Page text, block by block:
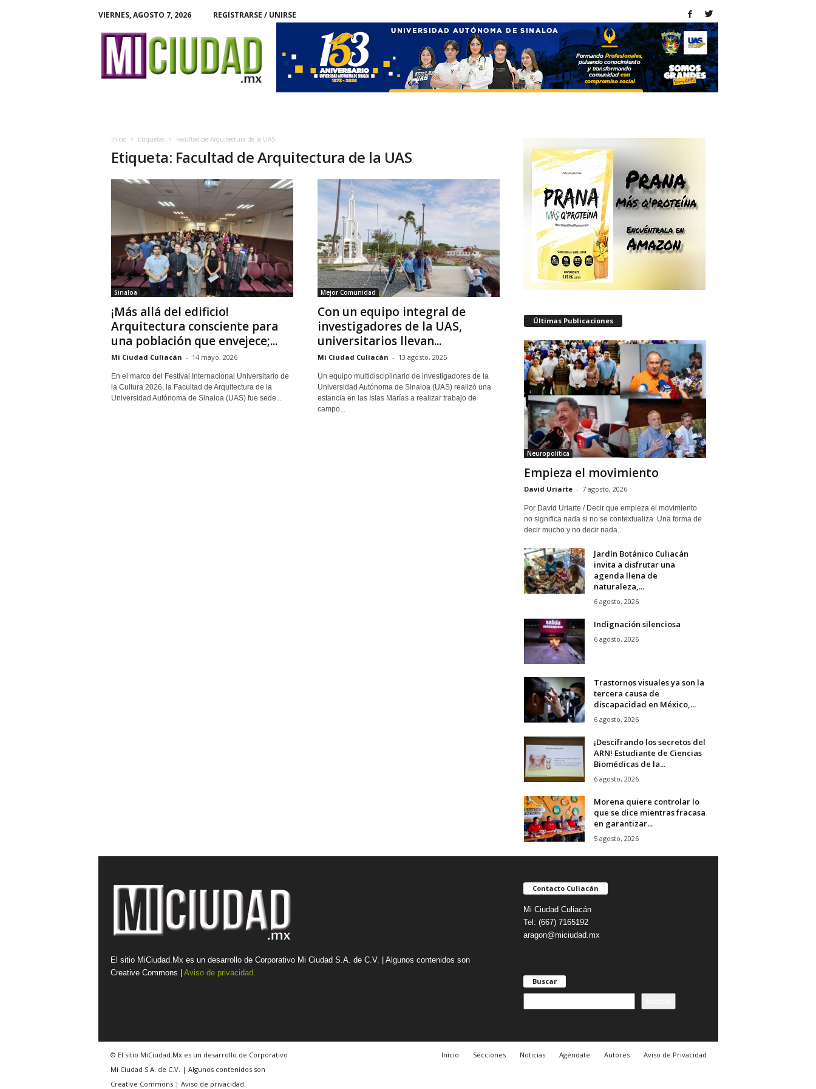
VIERNES, AGOSTO 7, 2026 REGISTRARSE / UNIRSE
u
Inicio Etiquetas Facultad de Arquitectura de la UAS
Etiqueta: Facultad de Arquitectura de la UAS
Sinaloa
¡Más allá del edificio!
Arquitectura consciente para
una población que envejece;...
Mi Ciudad Culiacán - 14 mayo, 2026
En el marco del Festival Internacional Universitario de
la Cultura 2026, la Facultad de Arquitectura de la
Universidad Autónoma de Sinaloa (UAS) fue sede...
Mejor Comunidad
Con un equipo integral de
investigadores de la UAS,
universitarios llevan...
Mi Ciudad Culiacán - 13 agosto, 2025
Un equipo multidisciplinario de investigadores de la
Universidad Autónoma de Sinaloa (UAS) realizó una
estancia en las Islas Marías a realizar trabajo de
campo...
Últimas Publicaciones
Neuropolítica
Empieza el movimiento
David Uriarte - 7 agosto, 2026
Por David Uriarte / Decir que empieza el movimiento
no significa nada si no se contextualiza. Una forma de
decir mucho y no decir nada...
Jardín Botánico Culiacán
invita a disfrutar una
agenda llena de
naturaleza,...
6 agosto, 2026
Indignación silenciosa
6 agosto, 2026
Trastornos visuales ya son la
tercera causa de
discapacidad en México,...
6 agosto, 2026
¡Descifrando los secretos del
ARN! Estudiante de Ciencias
Biomédicas de la...
6 agosto, 2026
Morena quiere controlar lo
que se dice mientras fracasa
en garantizar...
5 agosto, 2026
El sitio MiCiudad.Mx es un desarrollo de Corporativo Mi Ciudad S.A. de C.V. | Algunos contenidos son
Creative Commons | Aviso de privacidad.
Contacto Culiacán
Mi Ciudad Culiacán
Tel: (667) 7165192
aragon@miciudad.mx
Buscar
u
Inicio Secciones Noticias Agéndate Autores Aviso de Privacidad
© El sitio MiCiudad.Mx es un desarrollo de Corporativo
Mi Ciudad S.A. de C.V. | Algunos contenidos son
Creative Commons | Aviso de privacidad.